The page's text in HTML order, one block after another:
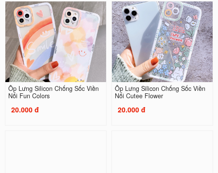
Ốp Lưng Silicon Chống Sốc Viền
Nổi Fun Colors
20.000 đ
Ốp Lưng Silicon Chống Sốc Viền
Nổi Cutee Flower
20.000 đ